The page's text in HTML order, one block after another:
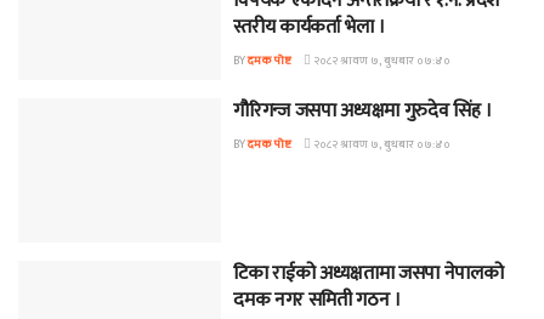
स्तरीय कार्यकर्ता भेला ।
BYदमक पोष्ट २०८२ श्रावण ७, बुधबार ०७:४०
गौरिगन्ज जसपा अध्यक्षमा गुरुदेव सिंह ।
BYदमक पोष्ट २०८२ श्रावण ७, बुधबार ०७:४०
टिका राईको अध्यक्षतामा जसपा नेपालको
दमक नगर समिती गठन ।